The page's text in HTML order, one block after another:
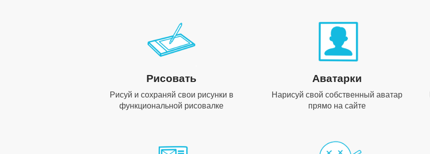
Рисовать
Рисуй и сохраняй свои рисунки в
функциональной рисовалке
Аватарки
Нарисуй свой собственный аватар
прямо на сайте